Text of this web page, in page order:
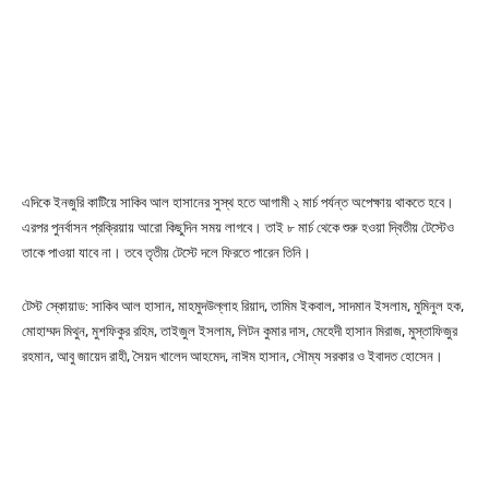
এদিকে ইনজুরি কাটিয়ে সাকিব আল হাসানের সুস্থ হতে আগামী ২ মার্চ পর্যন্ত অপেক্ষায় থাকতে হবে।
এরপর পুনর্বাসন প্রক্রিয়ায় আরো কিছুদিন সময় লাগবে। তাই ৮ মার্চ থেকে শুরু হওয়া দ্বিতীয় টেস্টেও
তাকে পাওয়া যাবে না। তবে তৃতীয় টেস্টে দলে ফিরতে পারেন তিনি।
টেস্ট স্কোয়াড: সাকিব আল হাসান, মাহমুদউল্লাহ রিয়াদ, তামিম ইকবাল, সাদমান ইসলাম, মুমিনুল হক,
মোহাম্মদ মিথুন, মুশফিকুর রহিম, তাইজুল ইসলাম, লিটন কুমার দাস, মেহেদী হাসান মিরাজ, মুস্তাফিজুর
রহমান, আবু জায়েদ রাহী, সৈয়দ খালেদ আহমেদ, নাঈম হাসান, সৌম্য সরকার ও ইবাদত হোসেন।